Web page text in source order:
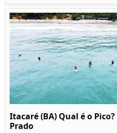
Itacaré (BA) Qual é o
Prado​